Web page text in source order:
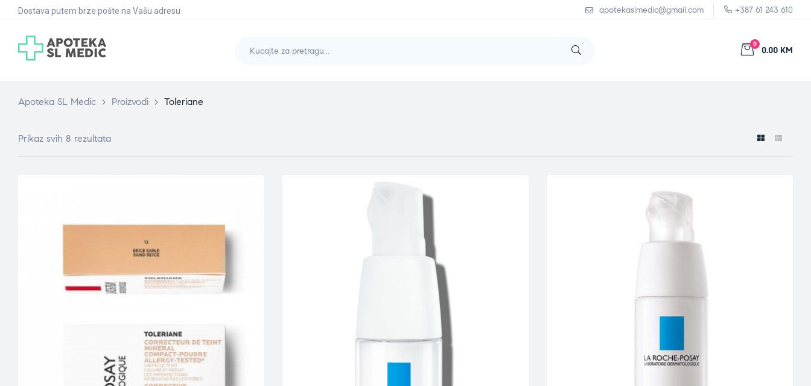
Dostava putem brze pošte na Vašu adresu apotekaslmedic@gmail.com +387 61 243 610
0
0.00 KM
Apoteka SL Medic > Proizvodi > Toleriane
Prikaz svih 8 rezultata